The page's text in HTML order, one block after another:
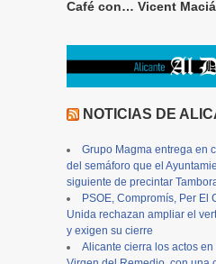
Café con… Vicent Maciá
NOTICIAS DE
Grupo Magma entrega en
del semáforo que el
siguiente de precintar
PSOE, Compromís, Per El
Unida rechazan ampliar el
y exigen su cierre
Alicante cierra los actos